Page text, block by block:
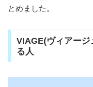
とめました。
VIAGE(ヴィアージ
る人